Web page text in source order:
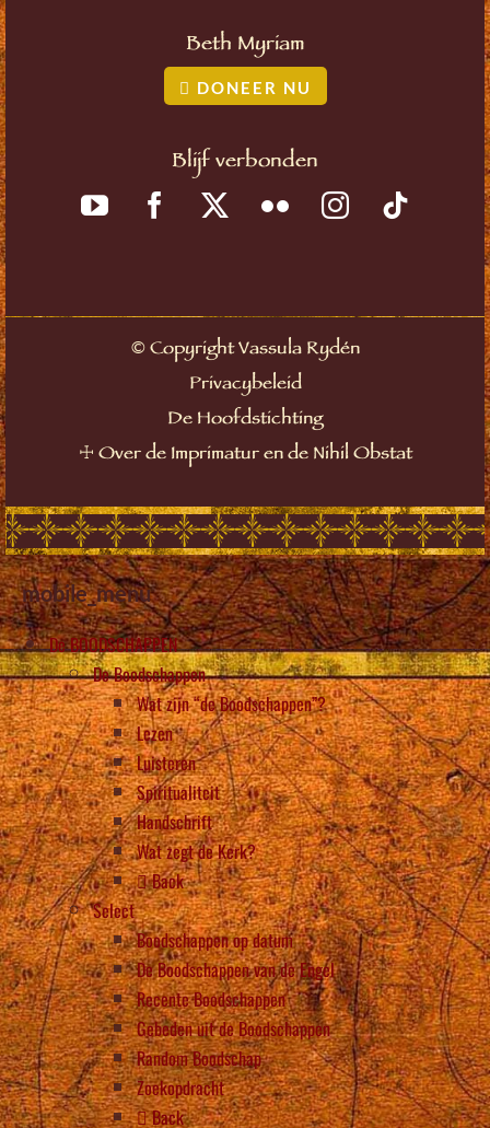
Beth Myriam
DONEER NU
Blijf verbonden
©Copyright Vassula Rydén
Privacybeleid
De Hoofdstichting
☩ Over de Imprimatur en de Nihil Obstat
mobile_menu
De BOODSCHAPPEN
De Boodschappen
Wat zijn “de Boodschappen”?
Lezen
Luisteren
Spiritualiteit
Handschrift
Wat zegt de Kerk?
Back
Select
Boodschappen op datum
De Boodschappen van de Engel
Recente Boodschappen
Gebeden uit de Boodschappen
Random Boodschap
Zoekopdracht
Back